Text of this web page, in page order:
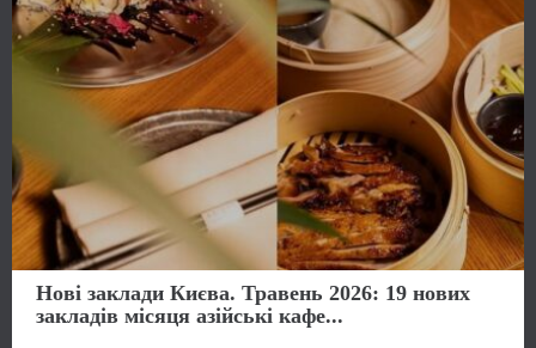
Нові заклади Києва. Травень 2026: 19 нових
закладів місяця азійські кафе...